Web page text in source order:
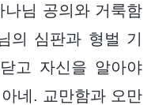
님 공의와 거룩함
의 심판과 형벌 기
고 자신을 알아야
네. 교만함과 오만